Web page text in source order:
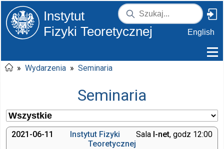
Instytut
Fizyki Teoretycznej
English
» Wydarzenia » Seminaria
Seminaria
2021-06-11 Sala I-net, godz 12:00
Instytut Fizyki
Teoretycznej